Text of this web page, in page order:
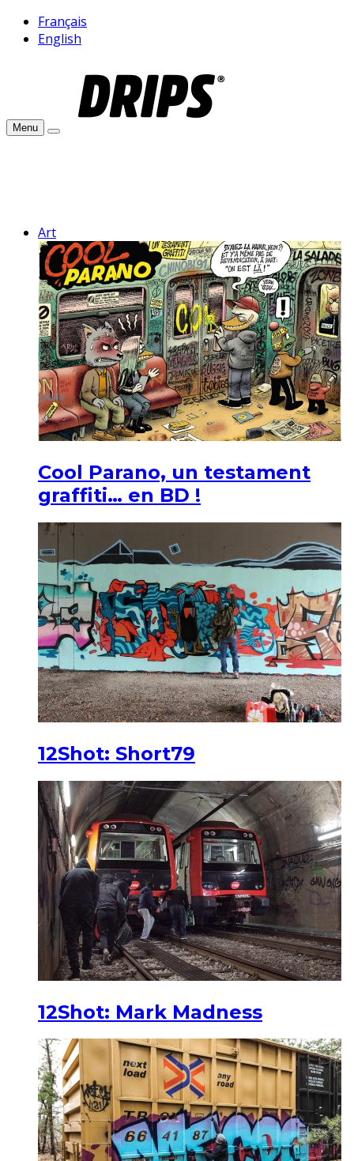
Français
English
Menu
Art
Cool Parano, un testament
graffiti… en BD !
12Shot: Short79
12Shot: Mark Madness